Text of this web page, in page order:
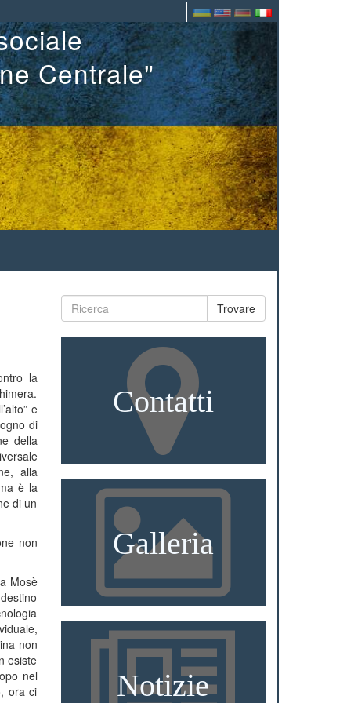
Centrale"
la
e
di
della
alla
è la
di un
non
Mosè
non
esiste
nel
ora ci
Trovare
Contatti
Galleria
Notizie